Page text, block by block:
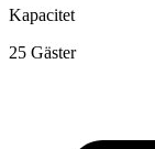
Kapacitet
25 Gäster